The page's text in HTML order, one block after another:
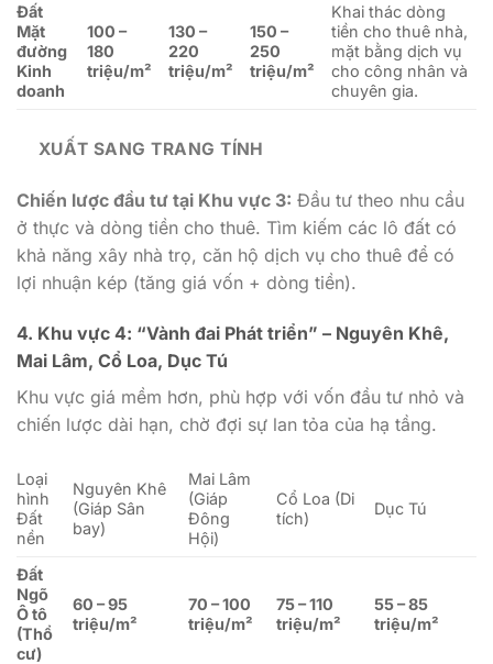
Đất
Mặt
đường
Kinh
doanh
100 –
180
triệu/m²
130 –
220
triệu/m²
150 –
250
triệu/m²
Khai thác dòng
tiền cho thuê nhà,
mặt bằng dịch vụ
cho công nhân và
chuyên gia.
XUẤT SANG TRANG TÍNH
Chiến lược đầu tư tại Khu vực 3: Đầu tư theo nhu cầu
ở thực và dòng tiền cho thuê. Tìm kiếm các lô đất có
khả năng xây nhà trọ, căn hộ dịch vụ cho thuê để có
lợi nhuận kép (tăng giá vốn + dòng tiền).
4. Khu vực 4: “Vành đai Phát triển” – Nguyên Khê,
Mai Lâm, Cổ Loa, Dục Tú
Khu vực giá mềm hơn, phù hợp với vốn đầu tư nhỏ và
chiến lược dài hạn, chờ đợi sự lan tỏa của hạ tầng.
Loại
hình
Đất
nền
Nguyên Khê
(Giáp Sân
bay)
Mai Lâm
(Giáp
Đông
Hội)
Cổ Loa (Di
tích)
Dục Tú
Đất
Ngõ
Ô tô
(Thổ
cư)
60 – 95
triệu/m²
70 – 100
triệu/m²
75 – 110
triệu/m²
55 – 85
triệu/m²